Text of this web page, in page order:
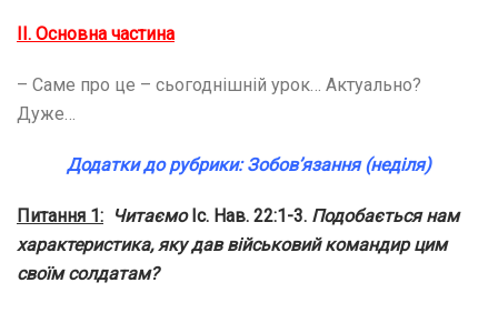
ІІ. Основна частина
– Саме про це – сьогоднішній урок… Актуально?
Дуже…
Додатки до рубрики: Зобов’язання (неділя)
Питання 1: Читаємо Іс. Нав. 22:1-3. Подобається нам
характеристика,яку дав військовий командир цим
своїм солдатам?